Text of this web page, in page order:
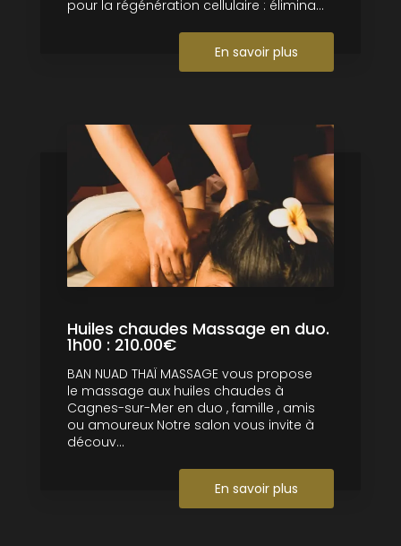
pour la régénération cellulaire : élimina...
En savoir plus
Huiles chaudes Massage en duo.
1h00 : 210.00€
BAN NUAD THAÏ MASSAGE vous propose
le massage aux huiles chaudes à
Cagnes-sur-Mer en duo , famille , amis
ou amoureux Notre salon vous invite à
découv...
En savoir plus